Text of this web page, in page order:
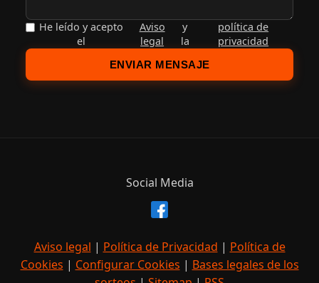
He leído y acepto
el
Aviso
legal
y
la
política de
privacidad
ENVIAR MENSAJE
Social Media
Aviso legal | Política de Privacidad | Política de
Cookies | Configurar Cookies | Bases legales de los